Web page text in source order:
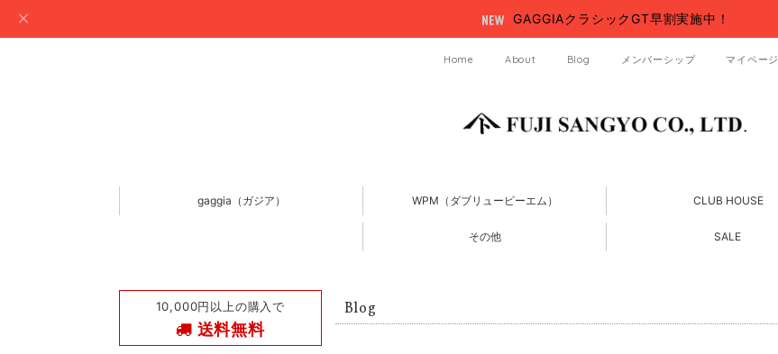
GAGGIAクラシックGT早割実施中！
Home About Blog メンバーシップ マイページ
gaggia（ガジア） WPM（ダブリューピーエム） CLUB HOUSE
その他 SALE
10,000円以上の購入で
送料無料
Blog